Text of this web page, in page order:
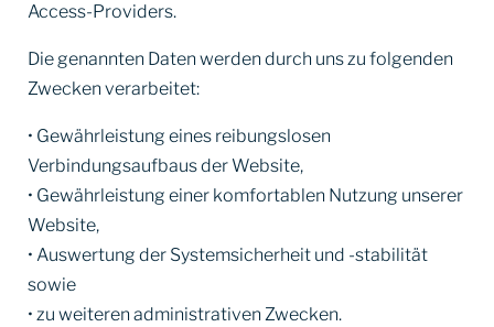
Access-Providers.
Die genannten Daten werden durch uns zu folgenden
Zwecken verarbeitet:
• Gewährleistung eines reibungslosen
Verbindungsaufbaus der Website,
• Gewährleistung einer komfortablen Nutzung unserer
Website,
• Auswertung der Systemsicherheit und -stabilität
sowie
• zu weiteren administrativen Zwecken.